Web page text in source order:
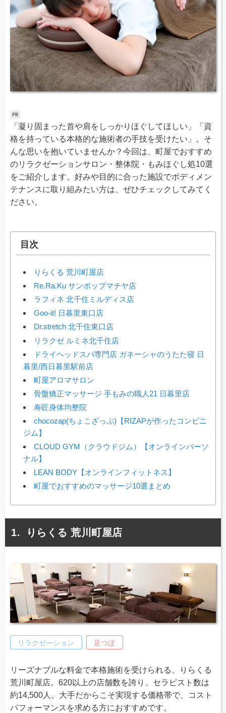
「凝り固まった首や肩をしっかりほぐしてほしい」「資
格を持っている本格的な施術者の手技を受けたい」。そ
んな思いを抱いていませんか？今回は、町屋でおすすめ
のリラクゼーションサロン・整体院・もみほぐし処10選
をご紹介します。好みや目的に合った施設でボディメン
テナンスに取り組みたい方は、ぜひチェックしてみてく
ださい。
目次
りらくる 荒川町屋店
Re.Ra.Ku サンポップマチヤ店
ラフィネ 北千住ミルディス店
Goo-it! 日暮里東口店
Dr.stretch 北千住東口店
リラクゼ ルミネ北千住店
ドライヘッドスパ専門店 ガネーシャのうたた寝 日
暮里/西日暮里駅前店
町屋アロマサロン
骨盤矯正マッサージ 手もみの職人21 日暮里店
寿匠身体均整院
chocozap(ちょこざっぷ)【RIZAPが作ったコンビニ
ジム】
CLOUD GYM（クラウドジム）【オンラインパーソ
ナル】
LEAN BODY【オンラインフィットネス】
町屋でおすすめのマッサージ10選まとめ
りらくる 荒川町屋店
リラクゼーション 足つぼ
リーズナブルな料金で本格施術を受けられる、りらくる
荒川町屋店。620以上の店舗数を誇り、セラピスト数は
約14,500人。大手だからこそ実現する価格帯で、コスト
パフォーマンスを求める方におすすめです。